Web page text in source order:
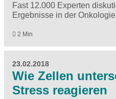
Fast 12.000 Experten
Ergebnisse in der Onkologie
2 Min
23.02.2018
Wie Zellen
Stress reagieren